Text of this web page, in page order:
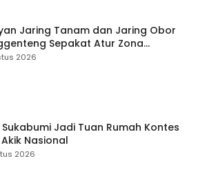
Jaring Tanam dan Jaring Obor
Sepakat Atur Zona
2026
Jadi Tuan Rumah Kontes
Nasional
2026